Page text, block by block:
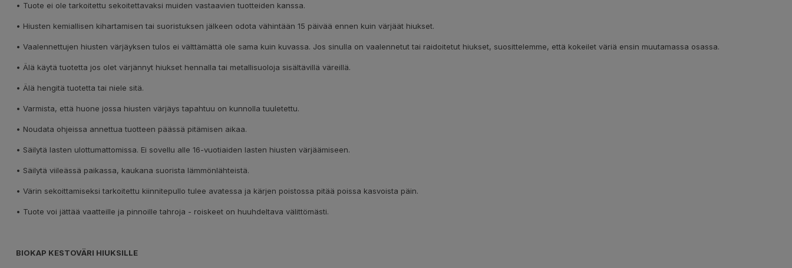
• Tuote ei ole tarkoitettu sekoitettavaksi muiden vastaavien tuotteiden kanssa.
• Hiusten kemiallisen kihartamisen tai suoristuksen jälkeen odota vähintään 15 päivää ennen kuin värjäät hiukset.
• Vaalennettujen hiusten värjäyksen tulos ei välttämättä ole sama kuin kuvassa. Jos sinulla on vaalennetut tai raidoitetut hiukset, suosittelemme, että kokeilet väriä ensin muutamassa osassa.
• Älä käytä tuotetta jos olet värjännyt hiukset hennalla tai metallisuoloja sisältävillä väreillä.
• Älä hengitä tuotetta tai niele sitä.
• Varmista, että huone jossa hiusten värjäys tapahtuu on kunnolla tuuletettu.
• Noudata ohjeissa annettua tuotteen päässä pitämisen aikaa.
• Säilytä lasten ulottumattomissa. Ei sovellu alle 16-vuotiaiden lasten hiusten värjäämiseen.
• Säilytä viileässä paikassa, kaukana suorista lämmönlähteistä.
• Värin sekoittamiseksi tarkoitettu kiinnitepullo tulee avatessa ja kärjen poistossa pitää poissa kasvoista päin.
• Tuote voi jättää vaatteille ja pinnoille tahroja - roiskeet on huuhdeltava välittömästi.
BIOKAP KESTOVÄRI HIUKSILLE